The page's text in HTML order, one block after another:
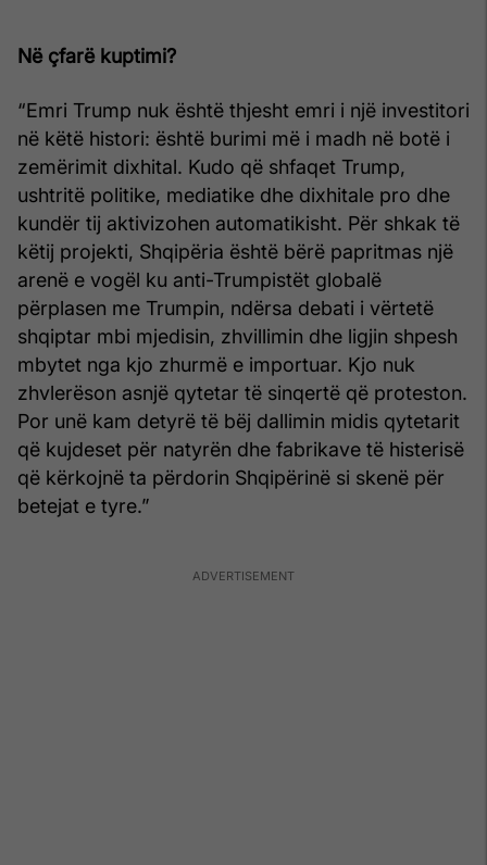
Në çfarë kuptimi?
“Emri Trump nuk është thjesht emri i një investitori
në këtë histori: është burimi më i madh në botë i
zemërimit dixhital. Kudo që shfaqet Trump,
ushtritë politike, mediatike dhe dixhitale pro dhe
kundër tij aktivizohen automatikisht. Për shkak të
këtij projekti, Shqipëria është bërë papritmas një
arenë e vogël ku anti-Trumpistët globalë
përplasen me Trumpin, ndërsa debati i vërtetë
shqiptar mbi mjedisin, zhvillimin dhe ligjin shpesh
mbytet nga kjo zhurmë e importuar. Kjo nuk
zhvlerëson asnjë qytetar të sinqertë që proteston.
Por unë kam detyrë të bëj dallimin midis qytetarit
që kujdeset për natyrën dhe fabrikave të histerisë
që kërkojnë ta përdorin Shqipërinë si skenë për
betejat e tyre.”